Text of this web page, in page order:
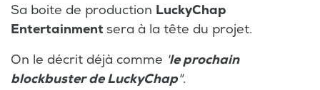
Sa boite de production LuckyChap
Entertainmentsera à la tête du projet.
On le décrit déjà comme 'le prochain
blockbuster de LuckyChap".